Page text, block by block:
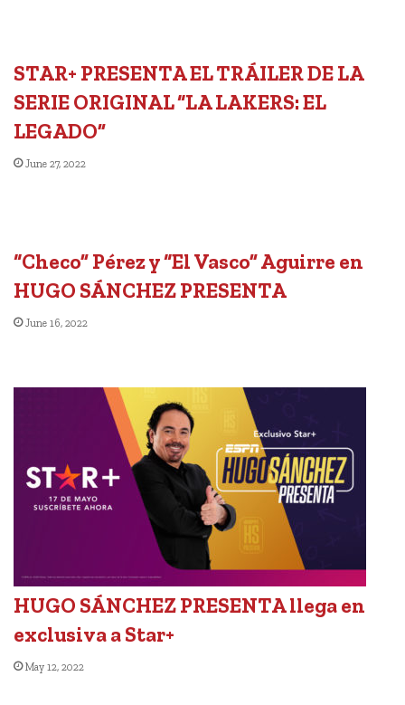
STAR+ PRESENTA EL TRÁILER DE LA
SERIE ORIGINAL “LA LAKERS: EL
LEGADO”
June 27, 2022
“Checo” Pérez y “El Vasco” Aguirre en
HUGO SÁNCHEZ PRESENTA
June 16, 2022
HUGO SÁNCHEZ PRESENTA llega en
exclusiva a Star+
May 12, 2022